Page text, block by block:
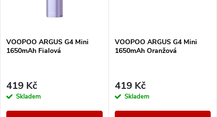
VOOPOO ARGUS G4 Mini
1650mAh Fialová
419 Kč
Skladem
VOOPOO ARGUS G4 Mini
1650mAh Oranžová
419 Kč
Skladem